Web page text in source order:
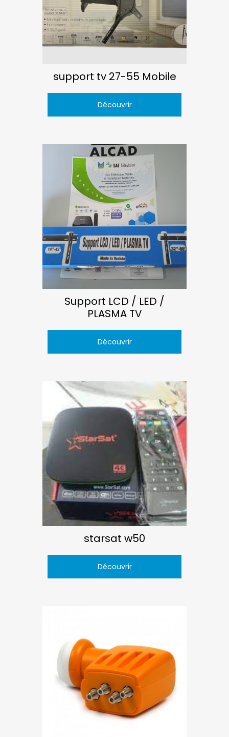
support tv 27-55 Mobile
Découvrir
Support LCD / LED /
PLASMA TV
Découvrir
starsat w50
Découvrir